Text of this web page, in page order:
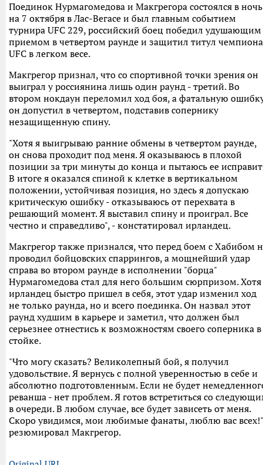
Поединок Нурмагомедова и Макгрегора состоялся в ночь
на 7 октября в Лас-Вегасе и был главным событием
турнира UFC 229, российский боец победил удушающим
приемом в четвертом раунде и защитил титул чемпиона
UFC в легком весе.
Макгрегор признал, что со спортивной точки зрения он
выиграл у россиянина лишь один раунд - третий. Во
втором нокдаун переломил ход боя, а фатальную
он допустил в четвертом, подставив сопернику
незащищенную спину.
"Хотя я выигрываю ранние обмены в четвертом раунде,
он снова проходит под меня. Я оказываюсь в плохой
позиции за три минуты до конца и пытаюсь ее
В итоге я оказался спиной к клетке в вертикальном
положении, устойчивая позиция, но здесь я допускаю
критическую ошибку - отказываюсь от перехвата в
решающий момент. Я выставил спину и проиграл. Все
честно и справедливо", - констатировал ирландец.
Макгрегор также признался, что перед боем с Хабибом
проводил бойцовских спаррингов, а мощнейший удар
справа во втором раунде в исполнении "борца"
Нурмагомедова стал для него большим сюрпризом. Хотя
ирландец быстро пришел в себя, этот удар изменил ход
не только раунда, но и всего поединка. Он назвал этот
раунд худшим в карьере и заметил, что должен был
серьезнее отнестись к возможностям своего соперника в
стойке.
"Что могу сказать? Великолепный бой, я получил
удовольствие. Я вернусь с полной уверенностью в себе и
абсолютно подготовленным. Если не будет
реванша - нет проблем. Я готов встретиться со
в очереди. В любом случае, все будет зависеть от меня.
Скоро увидимся, мои любимые фанаты, люблю вас
резюмировал Макгрегор.